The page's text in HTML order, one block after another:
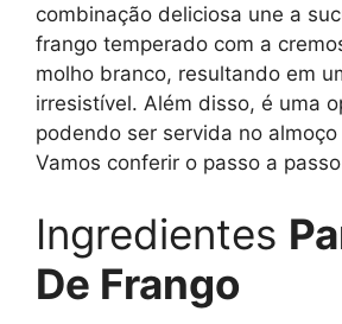
combinação deliciosa une a
frango temperado com a
molho branco, resultando em
irresistível. Além disso, é uma
podendo ser servida no almoço
Vamos conferir o passo a
Ingredientes
De Frango